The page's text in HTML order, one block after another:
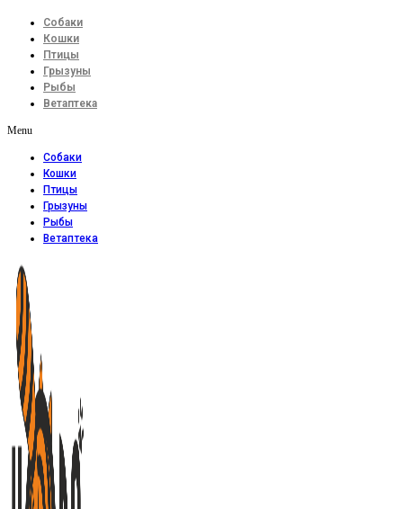
Собаки
Кошки
Птицы
Грызуны
Рыбы
Ветаптека
Menu
Собаки
Кошки
Птицы
Грызуны
Рыбы
Ветаптека